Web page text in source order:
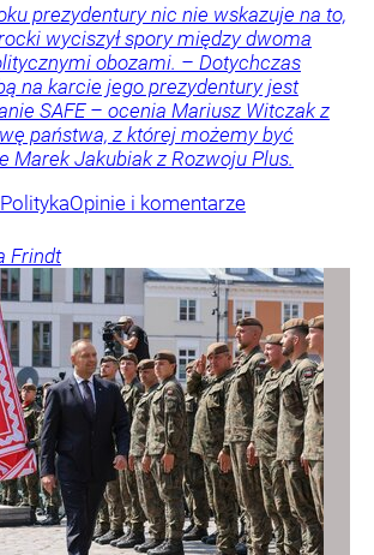
prezydentury nic nie wskazuje na to,
wyciszył spory między dwoma
obozami. – Dotychczas
na karcie jego prezydentury jest
SAFE – ocenia Mariusz Witczak z
państwa, z której możemy być
Marek Jakubiak z Rozwoju Plus.
PolitykaOpinie i komentarze
Frindt